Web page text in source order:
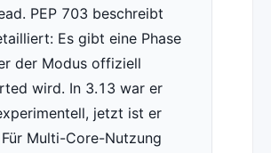
PEP 703 beschreibt
Es gibt eine Phase
der Modus offiziell
wird. In 3.13 war er
jetzt ist er
Multi-Core-Nutzung